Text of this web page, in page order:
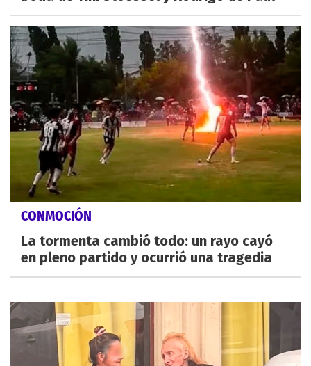
CONMOCIÓN
La tormenta cambió todo: un rayo cayó
en pleno partido y ocurrió una tragedia